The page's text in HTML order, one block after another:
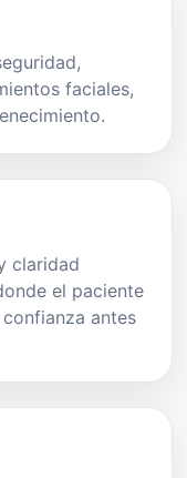
faciales,
claridad
el paciente
antes